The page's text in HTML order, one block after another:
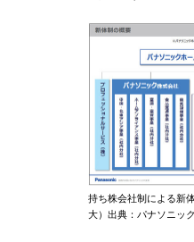
持ち株会社制による新
大）出典：パナソニック